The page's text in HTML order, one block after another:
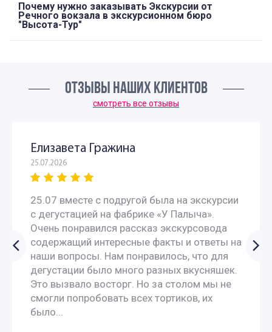
Почему нужно заказывать Экскурсии от
Речного вокзала в экскурсионном бюро
"Высота-Тур"
ОТЗЫВЫ НАШИХ КЛИЕНТОВ
смотреть все отзывы
Елизавета Гражина
25.07.2026
25.07 вместе с подругой была на экскурсии
с дегустацией на фабрике «У Палыча».
Очень понравился рассказ экскурсовода
содержащий интересные факты и ответы на
наши вопросы. Нам понравилось, что для
дегустации было много разных вкусняшек.
Это вызвало восторг. Но за столом мы не
смогли попробовать всех тортиков, их
было...